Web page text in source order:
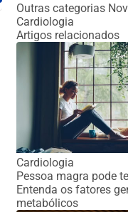
Outras categorias
Cardiologia
Artigos relacionados
Cardiologia
Pessoa magra pode
Entenda os fatores
metabólicos